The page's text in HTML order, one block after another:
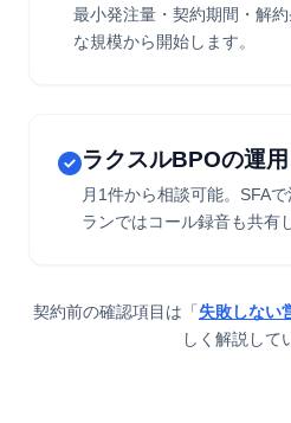
最小発注量・契約期間・解
な規模から開始します。
ラクスルBPOの運用
月1件から相談可能。SFA
ランではコール録音も共有
契約前の確認項目は「 失敗しない
しく解説して